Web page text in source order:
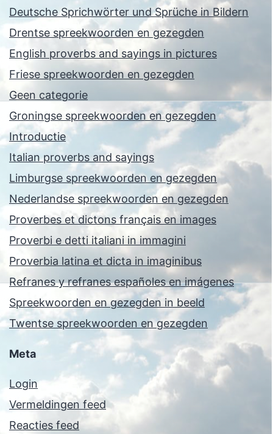
Deutsche Sprichwörter und Sprüche in Bildern
Drentse spreekwoorden en gezegden
English proverbs and sayings in pictures
Friese spreekwoorden en gezegden
Geen categorie
Groningse spreekwoorden en gezegden
Introductie
Italian proverbs and sayings
Limburgse spreekwoorden en gezegden
Nederlandse spreekwoorden en gezegden
Proverbes et dictons français en images
Proverbi e detti italiani in immagini
Proverbia latina et dicta in imaginibus
Refranes y refranes españoles en imágenes
Spreekwoorden en gezegden in beeld
Twentse spreekwoorden en gezegden
Meta
Login
Vermeldingen feed
Reacties feed